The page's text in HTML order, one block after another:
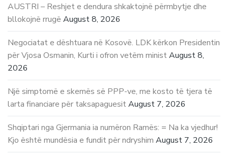
AUSTRI – Reshjet e dendura shkaktojnë përmbytje dhe
bllokojnë rrugë August 8, 2026
Negociatat e dështuara në Kosovë. LDK kërkon Presidentin
për Vjosa Osmanin, Kurti i ofron vetëm ministAugust 8,
2026
Një simptomë e skemës së PPP-ve, me kosto të tjera të
larta financiare për taksapaguesitAugust 7, 2026
Shqiptari nga Gjermania ia numëron Ramës: = Na ka vjedhur!
Kjo është mundësia e fundit për ndryshim August 7, 2026